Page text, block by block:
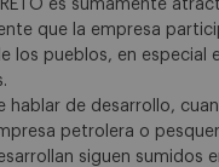
es sumamente
que la empresa
los pueblos, en especial
hablar de desarrollo,
petrolera o
siguen sumidos